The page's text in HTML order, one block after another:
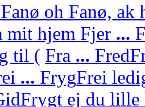
oh Fanø, ak
mit hjem Fjer ...
til ( Fra ... Fred
... FrygFrei
Frygt ej du lille